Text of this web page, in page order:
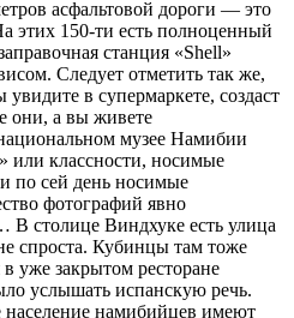
асфальтовой дороги — это
этих 150-ти есть полноценный
станция «Shell»
Следует отметить так же,
в супермаркете, создаст
они, а вы живете
музее Намибии
или классности, носимые
по сей день носимые
фотографий явно
столице Виндхуке есть улица
спроста. Кубинцы там тоже
уже закрытом ресторане
услышать испанскую речь.
население намибийцев имеют